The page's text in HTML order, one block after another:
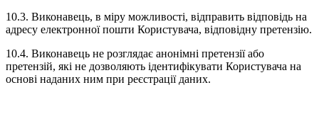
10.3. Виконавець, в міру можливості, відправить відповідь на
адресу електронної пошти Користувача, відповідну претензію.
10.4. Виконавець не розглядає анонімні претензії або
претензій, які не дозволяють ідентифікувати Користувача на
основі наданих ним при реєстрації даних.